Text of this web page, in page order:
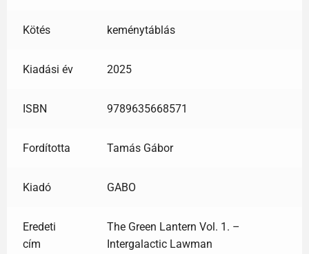
Kötés keménytáblás
Kiadási év 2025
ISBN 9789635668571
Fordította Tamás Gábor
Kiadó GABO
Eredeti
cím
The Green Lantern Vol. 1. –
Intergalactic Lawman